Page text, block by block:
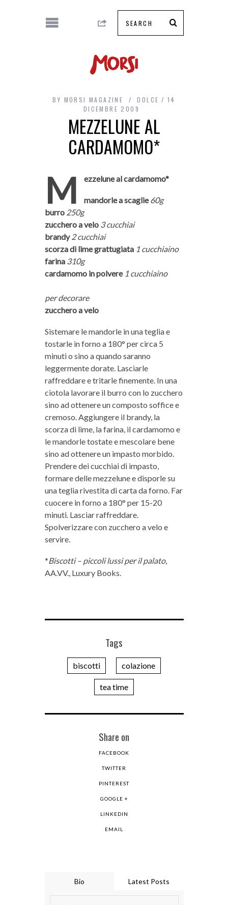
BY MORSI MAGAZINE DOLCE
14
DICEMBRE 2009
MEZZELUNE AL
CARDAMOMO*
M ezzelune al cardamomo*
mandorle a scaglie 60g
burro 250g
zucchero a velo 3 cucchiai
brandy 2 cucchiai
scorza di lime grattugiata 1 cucchiaino
farina 310g
cardamomo in polvere1 cucchiaino
per decorare
zucchero a velo
Sistemare le mandorle in una teglia e
tostarle in forno a 180° per circa 5
minuti o sino a quando saranno
leggermente dorate. Lasciarle
raffreddare e tritarle finemente. In una
ciotola lavorare il burro con lo zucchero
sino ad ottenere un composto soffice e
cremoso. Aggiungere il brandy, la
scorza di lime, la farina, il cardamomo e
le mandorle tostate e mescolare bene
sino ad ottenere un impasto morbido.
Prendere dei cucchiai di impasto,
formare delle mezzelune e disporle su
una teglia rivestita di carta da forno. Far
cuocere in forno a 180° per 15-20
minuti. Lasciar raffreddare.
Spolverizzare con zucchero a velo e
servire.
*Biscotti – piccoli lussi per il palato,
AA.VV., Luxury Books.
Tags
biscotti colazione
tea time
Share on
FACEBOOK
TWITTER
PINTEREST
GOOGLE +
LINKEDIN
EMAIL
Bio Latest Posts